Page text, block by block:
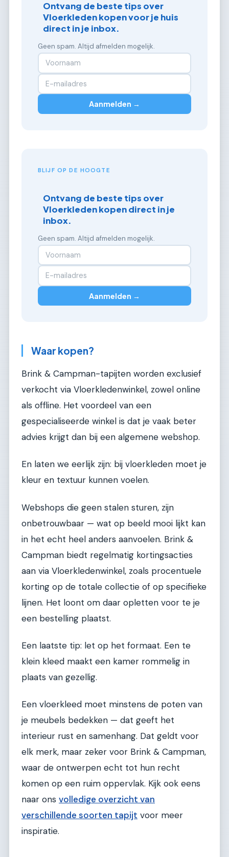
Ontvang de beste tips over
Vloerkleden kopen voor je huis
direct in je inbox.
Geen spam. Altijd afmelden mogelijk.
Aanmelden →
BLIJF OP DE HOOGTE
Ontvang de beste tips over
Vloerkleden kopen direct in je
inbox.
Geen spam. Altijd afmelden mogelijk.
Aanmelden →
Waar kopen?
Brink & Campman-tapijten worden exclusief
verkocht via Vloerkledenwinkel, zowel online
als offline. Het voordeel van een
gespecialiseerde winkel is dat je vaak beter
advies krijgt dan bij een algemene webshop.
En laten we eerlijk zijn: bij vloerkleden moet je
kleur en textuur kunnen voelen.
Webshops die geen stalen sturen, zijn
onbetrouwbaar — wat op beeld mooi lijkt kan
in het echt heel anders aanvoelen. Brink &
Campman biedt regelmatig kortingsacties
aan via Vloerkledenwinkel, zoals procentuele
korting op de totale collectie of op specifieke
lijnen. Het loont om daar opletten voor te je
een bestelling plaatst.
Een laatste tip: let op het formaat. Een te
klein kleed maakt een kamer rommelig in
plaats van gezellig.
Een vloerkleed moet minstens de poten van
je meubels bedekken — dat geeft het
interieur rust en samenhang. Dat geldt voor
elk merk, maar zeker voor Brink & Campman,
waar de ontwerpen echt tot hun recht
komen op een ruim oppervlak. Kijk ook eens
naar ons volledige overzicht van
verschillende soorten tapijt voor meer
inspiratie.